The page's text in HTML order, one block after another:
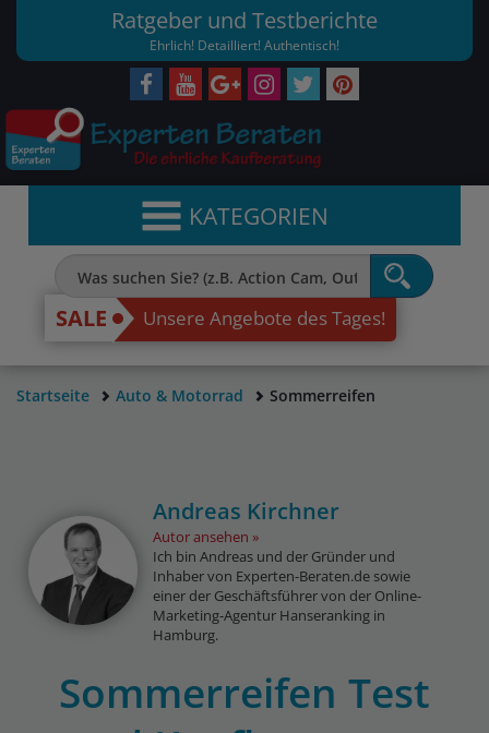
Ratgeber und Testberichte
Ehrlich! Detailliert! Authentisch!
KATEGORIEN
SALE Unsere Angebote des Tages!
Startseite Auto & Motorrad Sommerreifen
Andreas Kirchner
Autor ansehen
Ich bin Andreas und der Gründer und
Inhaber von Experten-Beraten.de sowie
einer der Geschäftsführer von der Online-
Marketing-Agentur Hanseranking in
Hamburg.
Sommerreifen Test